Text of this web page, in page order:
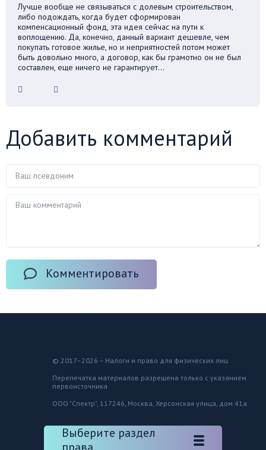
Лучше вообще не связываться с долевым строительством,
либо подождать, когда будет сформирован
компенсационный фонд, эта идея сейчас на пути к
воплощению. Да, конечно, данный вариант дешевле, чем
покупать готовое жилье, но и неприятностей потом может
быть довольно много, а договор, как бы грамотно он не был
составлен, еще ничего не гарантирует…
Добавить комментарий
Комментировать
© 2017–2026 – Налоги и право для физических лиц
Перепечатка материалов разрешена только с указанием
первоисточника
ООО "Спектр", 117246, Москва, Херсонская улица, дом 41а
Выберите раздел
права